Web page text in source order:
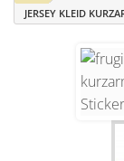
JERSEY KLEID